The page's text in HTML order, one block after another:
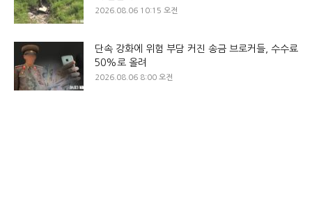
2026.08.06 10:15 오전
단속 강화에 위험 부담 커진 송금 브로커들, 수수료
50%로 올려
2026.08.06 8:00 오전